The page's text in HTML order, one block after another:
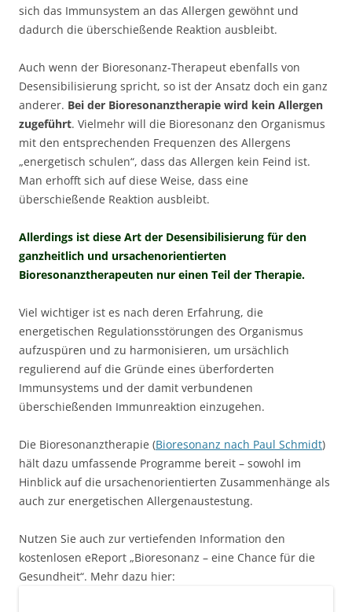
sich das Immunsystem an das Allergen gewöhnt und
dadurch die überschießende Reaktion ausbleibt.
Auch wenn der Bioresonanz-Therapeut ebenfalls von
Desensibilisierung spricht, so ist der Ansatz doch ein ganz
anderer. Bei der Bioresonanztherapie wird kein Allergen
zugeführt. Vielmehr will die Bioresonanz den Organismus
mit den entsprechenden Frequenzen des Allergens
„energetisch schulen“, dass das Allergen kein Feind ist.
Man erhofft sich auf diese Weise, dass eine
überschießende Reaktion ausbleibt.
Allerdings ist diese Art der Desensibilisierung für den
ganzheitlich und ursachenorientierten
Bioresonanztherapeuten nur einen Teil der Therapie.
Viel wichtiger ist es nach deren Erfahrung, die
energetischen Regulationsstörungen des Organismus
aufzuspüren und zu harmonisieren, um ursächlich
regulierend auf die Gründe eines überforderten
Immunsystems und der damit verbundenen
überschießenden Immunreaktion einzugehen.
Die Bioresonanztherapie (Bioresonanz nach Paul Schmidt)
hält dazu umfassende Programme bereit – sowohl im
Hinblick auf die ursachenorientierten Zusammenhänge als
auch zur energetischen Allergenaustestung.
Nutzen Sie auch zur vertiefenden Information den
kostenlosen eReport „Bioresonanz – eine Chance für die
Gesundheit“. Mehr dazu hier: